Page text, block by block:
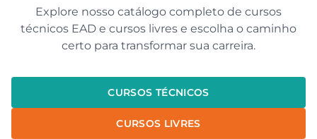
Explore nosso catálogo completo de cursos
técnicos EAD e cursos livres e escolha o caminho
certo para transformar sua carreira.
CURSOS TÉCNICOS
CURSOS LIVRES